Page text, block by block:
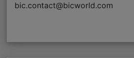
bic.contact@bicworld.com